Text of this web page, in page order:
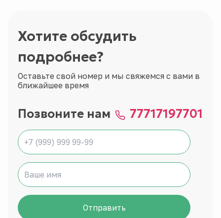
Хотите обсудить
подробнее?
Оставьте свой номер и мы свяжемся с вами в
ближайшее время
Позвоните нам 77717197701
Отправить